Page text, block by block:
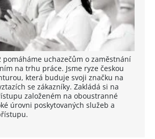
pomáháme uchazečům o zaměstnání
na trhu práce. Jsme ryze českou
která buduje svoji značku na
se zákazníky. Zakládá si na
založeném na oboustranné
úrovni poskytovaných služeb a